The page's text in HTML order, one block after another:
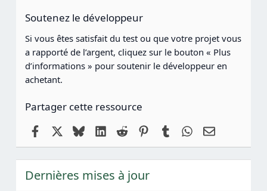
Soutenez le développeur
Si vous êtes satisfait du test ou que votre projet vous
a rapporté de l’argent, cliquez sur le bouton « Plus
d’informations » pour soutenir le développeur en
achetant.
Partager cette ressource
FacebookBlueskyLinkedIn
Reddit Pinterest
Tumblr WhatsApp
Email
Dernières mises à jour